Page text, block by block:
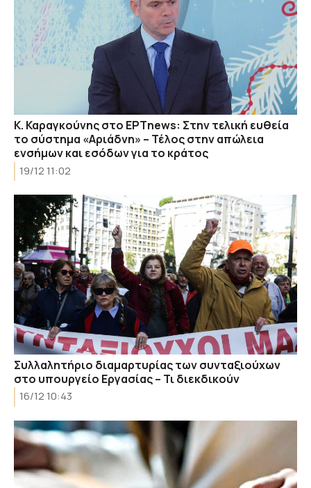
Κ. Καραγκούνης στο ΕΡΤnews: Στην τελική ευθεία
το σύστημα «Αριάδνη» – Τέλος στην απώλεια
ενσήμων και εσόδων για το κράτος
19/12 11:02
Συλλαλητήριο διαμαρτυρίας των συνταξιούχων
στο υπουργείο Εργασίας – Τι διεκδικούν
16/12 10:43